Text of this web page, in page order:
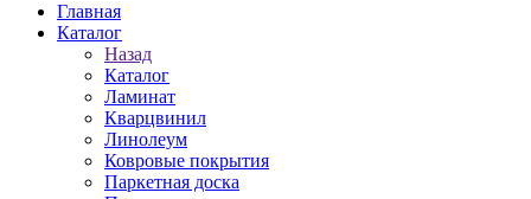
Главная
Каталог
Назад
Каталог
Ламинат
Кварцвинил
Линолеум
Ковровые покрытия
Паркетная доска